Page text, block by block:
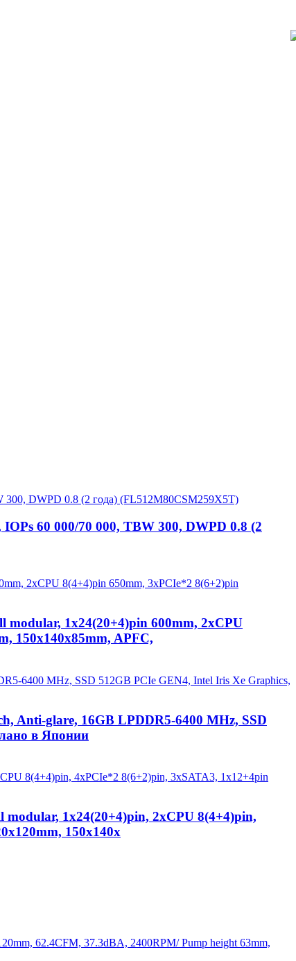
60 000/70 000, TBW 300, DWPD 0.8 (2
1x24(20+4)pin 600mm, 2xCPU
150x140x85mm, APFC,
Anti-glare, 16GB LPDDR5-6400 MHz, SSD
в Японии
1x24(20+4)pin, 2xCPU 8(4+4)pin,
150x140x